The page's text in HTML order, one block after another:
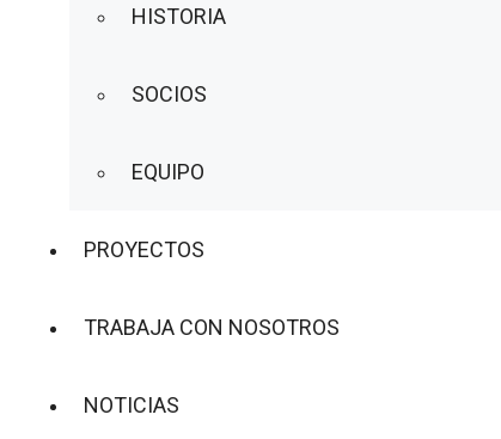
HISTORIA
SOCIOS
EQUIPO
PROYECTOS
TRABAJA CON NOSOTROS
NOTICIAS